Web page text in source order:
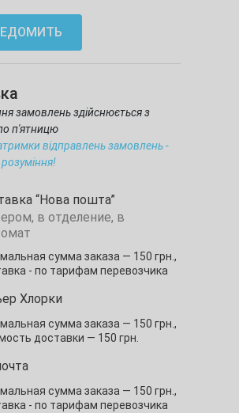
замовлень здійснюється з
п'ятницю
відправлень замовлень -
“Нова пошта”
в отделение, в
сумма заказа — 150 грн.,
- по тарифам перевозчика
Хлорки
сумма заказа — 150 грн.,
доставки — 150 грн.
сумма заказа — 150 грн.,
- по тарифам перевозчика